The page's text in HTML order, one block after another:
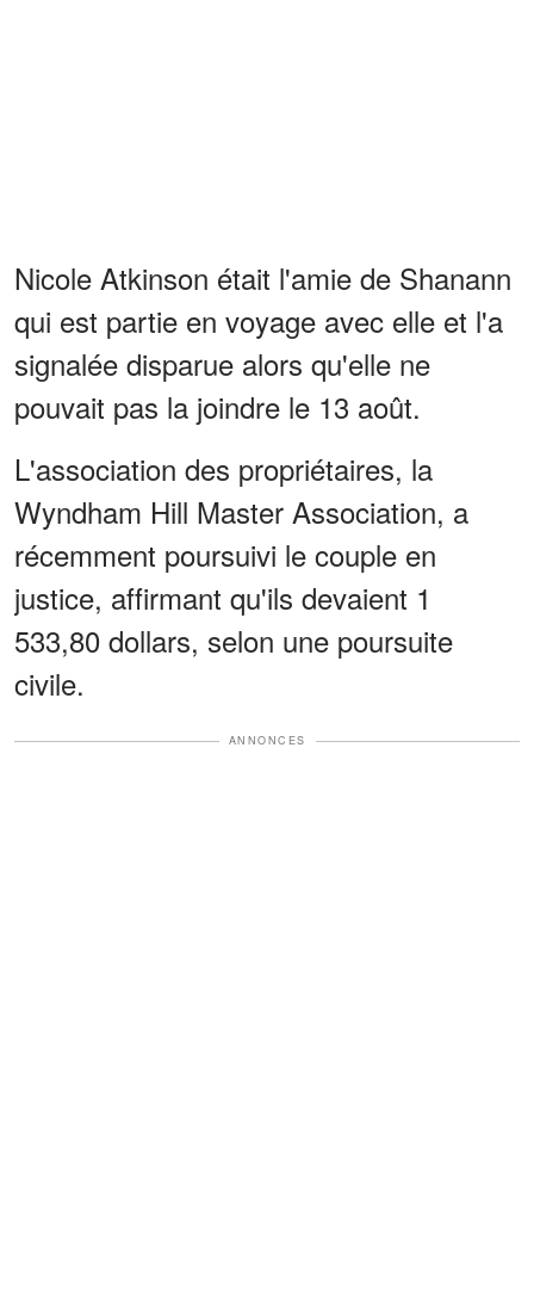
Nicole Atkinson était l'amie de Shanann
qui est partie en voyage avec elle et l'a
signalée disparue alors qu'elle ne
pouvait pas la joindre le 13 août.
L'association des propriétaires, la
Wyndham Hill Master Association, a
récemment poursuivi le couple en
justice, affirmant qu'ils devaient 1
533,80 dollars, selon une poursuite
civile.
ANNONCES